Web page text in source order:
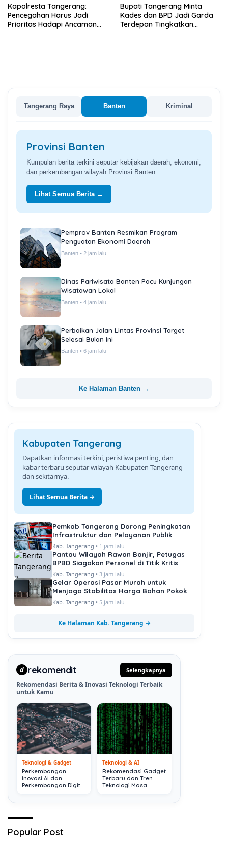
Kapolresta Tangerang:
Pencegahan Harus Jadi
Prioritas Hadapi Ancaman
Bupati Tangerang Minta
Kades dan BPD Jadi Garda
Terdepan Tingkatkan
Tangerang Raya Banten Kriminal
Provinsi Banten
Kumpulan berita terkini seputar kebijakan daerah, ekonomi,
dan perkembangan wilayah Provinsi Banten.
Lihat Semua Berita →
Pemprov Banten Resmikan Program
Penguatan Ekonomi Daerah
Banten • 2 jam lalu
Dinas Pariwisata Banten Pacu Kunjungan
Wisatawan Lokal
Banten • 4 jam lalu
Perbaikan Jalan Lintas Provinsi Target
Selesai Bulan Ini
Banten • 6 jam lalu
Ke Halaman Banten →
Kabupaten Tangerang
Dapatkan informasi terkini, peristiwa penting, dan
kabar terbaru seputar wilayah Kabupaten Tangerang
dan sekitarnya.
Lihat Semua Berita →
Pemkab Tangerang Dorong Peningkatan
Infrastruktur dan Pelayanan Publik
Kab. Tangerang • 1 jam lalu
Pantau Wilayah Rawan Banjir, Petugas
BPBD Siagakan Personel di Titik Kritis
Kab. Tangerang • 3 jam lalu
Gelar Operasi Pasar Murah untuk
Menjaga Stabilitas Harga Bahan Pokok
Kab. Tangerang • 5 jam lalu
Ke Halaman Kab. Tangerang →
d rekomendit Selengkapnya
Rekomendasi Berita & Inovasi Teknologi Terbaik
untuk Kamu
Teknologi & Gadget
Perkembangan
Inovasi AI dan
Perkembangan Digital
Teknologi & AI
Rekomendasi Gadget
Terbaru dan Tren
Teknologi Masa
Popular Post